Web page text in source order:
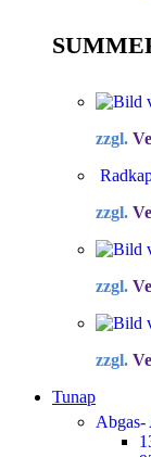
zzgl.
zzgl.
zzgl.
zzgl.
Tunap
Abgas-